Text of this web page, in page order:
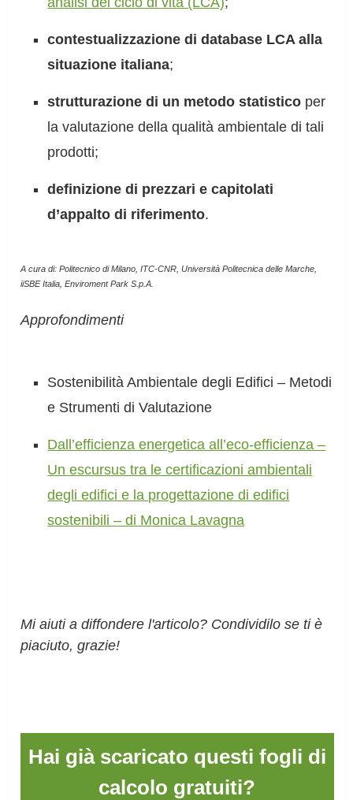
contestualizzazione di database LCA alla
situazione italiana;
strutturazione di un metodo statistico per
la valutazione della qualità ambientale di tali
prodotti;
definizione di prezzari e capitolati
d’appalto di riferimento.
A cura di: Politecnico di Milano, ITC-CNR, Università Politecnica delle Marche,
iiSBE Italia, Enviroment Park S.p.A.
Approfondimenti
Sostenibilità Ambientale degli Edifici – Metodi
e Strumenti di Valutazione
Dall’efficienza energetica all’eco-efficienza –
Un escursus tra le certificazioni ambientali
degli edifici e la progettazione di edifici
sostenibili – di Monica Lavagna
Mi aiuti a diffondere l'articolo? Condividilo se ti è
piaciuto, grazie!
Hai già scaricato questi fogli di
calcolo gratuiti?